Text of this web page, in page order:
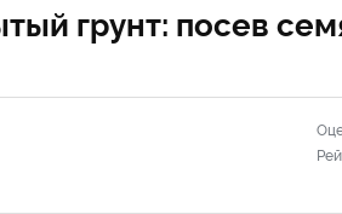
грунт: посев